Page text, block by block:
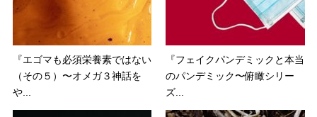
『エゴマも必須栄養素ではない
（その５）〜オメガ３神話を
や...
『フェイクパンデミックと本当
のパンデミック〜俯瞰シリー
ズ...